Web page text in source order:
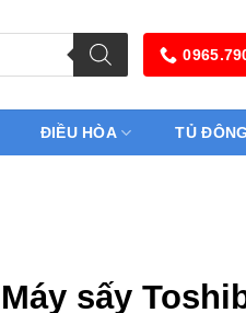
ĐIỀU HÒA TỦ ĐÔNG
Máy sấy